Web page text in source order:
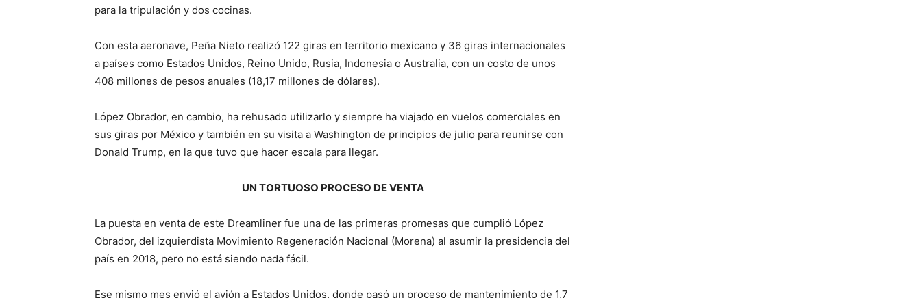
para la tripulación y dos cocinas.
Con esta aeronave, Peña Nieto realizó 122 giras en territorio mexicano y 36 giras internacionales
a países como Estados Unidos, Reino Unido, Rusia, Indonesia o Australia, con un costo de unos
408 millones de pesos anuales (18,17 millones de dólares).
López Obrador, en cambio, ha rehusado utilizarlo y siempre ha viajado en vuelos comerciales en
sus giras por México y también en su visita a Washington de principios de julio para reunirse con
Donald Trump, en la que tuvo que hacer escala para llegar.
UN TORTUOSO PROCESO DE VENTA
La puesta en venta de este Dreamliner fue una de las primeras promesas que cumplió López
Obrador, del izquierdista Movimiento Regeneración Nacional (Morena) al asumir la presidencia del
país en 2018, pero no está siendo nada fácil.
Ese mismo mes envió el avión a Estados Unidos, donde pasó un proceso de mantenimiento de 1,7